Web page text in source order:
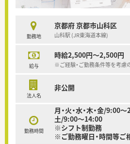
勤務地
京都府 京都市山科区
山科駅 (JR東海道本線)
給与
時給2,500円～2,500円
※ご経験・ご勤務条件等を考慮
法人名
非公開
勤務時間
月・火・水・木・金/9:00
土/9:00～14:00
※シフト制勤務
※ご勤務曜日・時間等ご